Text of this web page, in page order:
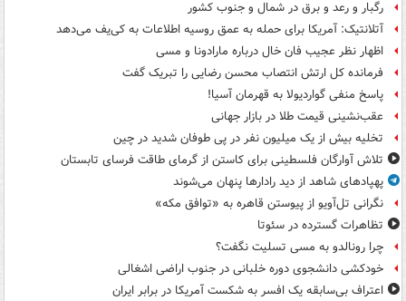
رگبار و رعد و برق در شمال و جنوب کشور
آتلانتیک: آمریکا برای حمله به عمق روسیه اطلاعات به کی‌یف می‌دهد
اظهار نظر عجیب فان خال درباره مارادونا و مسی
فرمانده کل ارتش انتصاب محسن رضایی را تبریک گفت
پاسخ منفی گواردیولا به قهرمان آسیا!
عقب‌نشینی قیمت طلا در بازار جهانی
تخلیه بیش از یک میلیون نفر در پی طوفان شدید در چین
تلاش آوارگان فلسطینی برای کاستن از گرمای طاقت فرسای تابستان
پهپادهای شاهد از دید رادارها پنهان می‌شوند
نگرانی تل‌آویو از پیوستن قاهره به «توافق مکه»
تظاهرات گسترده در سئوتا
چرا رونالدو به مسی تسلیت نگفت؟
خودکشی دانشجوی دوره خلبانی در جنوب اراضی اشغالی
اعتراف بی‌سابقه یک افسر به شکست آمریکا در برابر ایران